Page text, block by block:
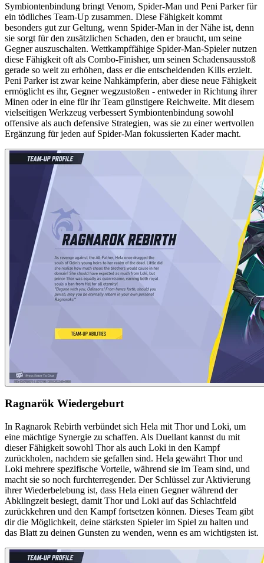
Symbiontenbindung bringt Venom, Spider-Man und Peni Parker für
ein tödliches Team-Up zusammen. Diese Fähigkeit kommt
besonders gut zur Geltung, wenn Spider-Man in der Nähe ist, denn
sie sorgt für den zusätzlichen Schaden, den er braucht, um seine
Gegner auszuschalten. Wettkampffähige Spider-Man-Spieler nutzen
diese Fähigkeit oft als Combo-Finisher, um seinen Schadensausstoß
gerade so weit zu erhöhen, dass er die entscheidenden Kills erzielt.
Peni Parker ist zwar keine Nahkämpferin, aber diese neue Fähigkeit
ermöglicht es ihr, Gegner wegzustoßen - entweder in Richtung ihrer
Minen oder in eine für ihr Team günstigere Reichweite. Mit diesem
vielseitigen Werkzeug verbessert Symbiontenbindung sowohl
offensive als auch defensive Strategien, was sie zu einer wertvollen
Ergänzung für jeden auf Spider-Man fokussierten Kader macht.
Ragnarök Wiedergeburt
In Ragnarok Rebirth verbündet sich Hela mit Thor und Loki, um
eine mächtige Synergie zu schaffen. Als Duellant kannst du mit
dieser Fähigkeit sowohl Thor als auch Loki in den Kampf
zurückholen, nachdem sie gefallen sind. Hela gewährt Thor und
Loki mehrere spezifische Vorteile, während sie im Team sind, und
macht sie so noch furchterregender. Der Schlüssel zur Aktivierung
ihrer Wiederbelebung ist, dass Hela einen Gegner während der
Abklingzeit besiegt, damit Thor und Loki auf das Schlachtfeld
zurückkehren und den Kampf fortsetzen können. Dieses Team gibt
dir die Möglichkeit, deine stärksten Spieler im Spiel zu halten und
das Blatt zu deinen Gunsten zu wenden, wenn es am wichtigsten ist.